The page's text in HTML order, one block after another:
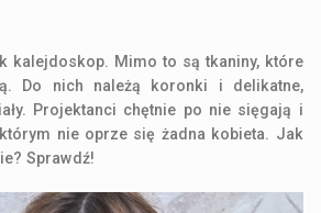
kalejdoskop. Mimo to są tkaniny, które
Do nich należą koronki i delikatne,
Projektanci chętnie po nie sięgają i
nie oprze się żadna kobieta. Jak
Sprawdź!